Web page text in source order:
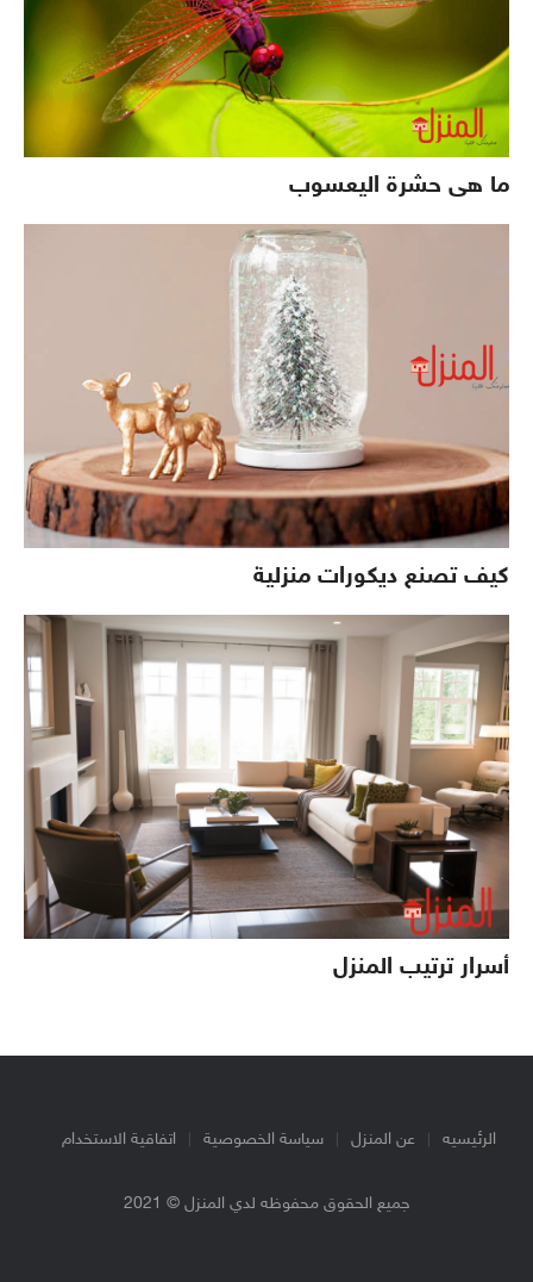
ما هى حشرة اليعسوب
كيف تصنع ديكورات منزلية
أسرار ترتيب المنزل
الرئيسيه عن المنزل سياسة الخصوصية اتفاقية الاستخدام
جميع الحقوق محفوظه لدي المنزل © 2021